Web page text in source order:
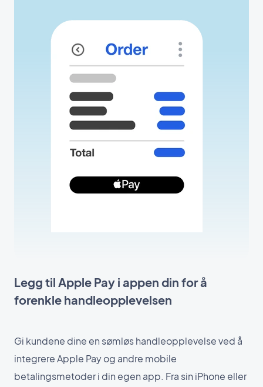
Legg til Apple Pay i appen din for å
forenkle handleopplevelsen
Gi kundene dine en sømløs handleopplevelse ved å
integrere Apple Pay og andre mobile
betalingsmetoder i din egen app. Fra sin iPhone eller